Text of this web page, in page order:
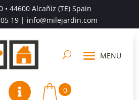
• 44600 Alcañiz (TE) Spain
19| info@milejardin.com
 0